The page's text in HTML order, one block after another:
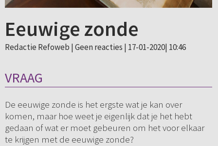
Eeuwige zonde
Redactie Refoweb | Geen reacties | 17-01-2020| 10:46
VRAAG
De eeuwige zonde is het ergste wat je kan over
komen, maar hoe weet je eigenlijk dat je het hebt
gedaan of wat er moet gebeuren om het voor elkaar
te krijgen met de eeuwige zonde?